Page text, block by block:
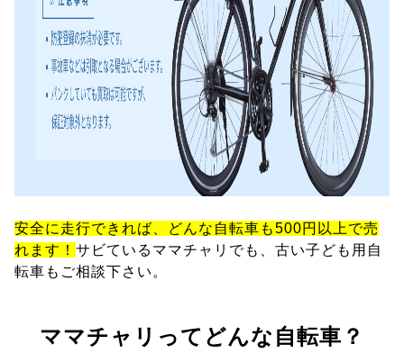
安全に走行できれば、どんな自転車も500円以上で売
れます！ サビているママチャリでも、古い子ども用自
転車もご相談下さい。
ママチャリってどんな自転車？